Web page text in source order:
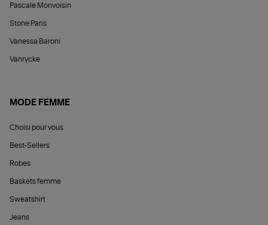
Pascale Monvoisin
Stone Paris
Vanessa Baroni
Vanrycke
MODE FEMME
Choisi pour vous
Best-Sellers
Robes
Baskets femme
Sweatshirt
Jeans